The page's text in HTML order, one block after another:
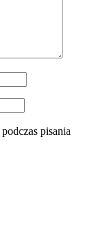
pisania